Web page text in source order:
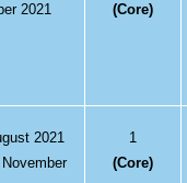
2021
(Core)
2021
1
(Core)